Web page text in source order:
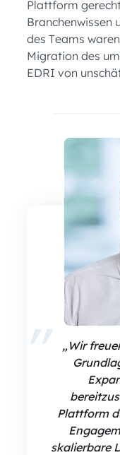
Plattform
Branchenwissen
des Teams
Migration des
EDRI von
„Wir
Plattform
skalierbare